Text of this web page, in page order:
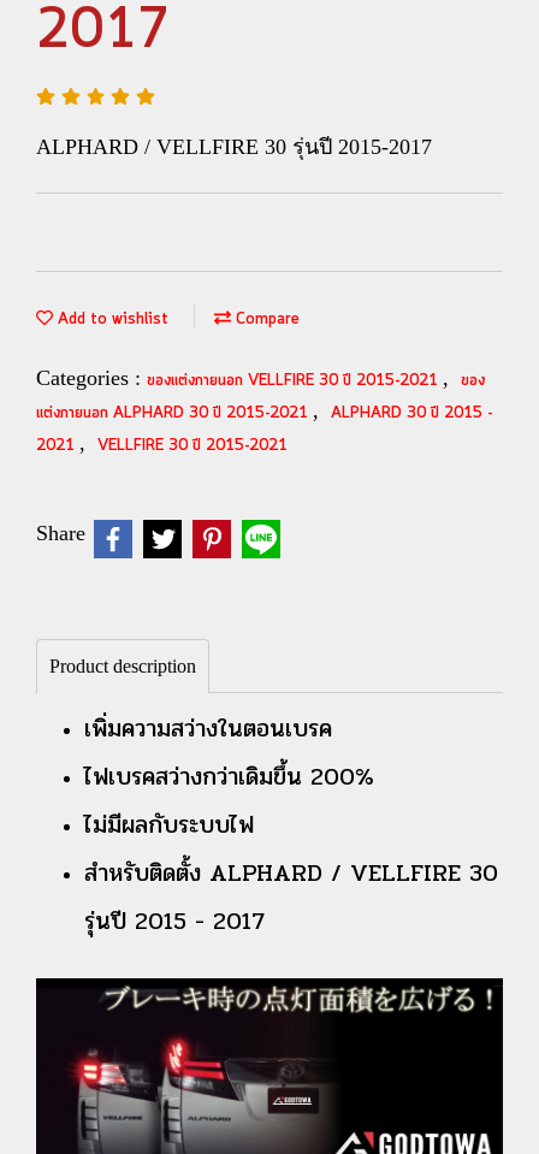
2017
ALPHARD / VELLFIRE 30 รุ่นปี 2015-2017
Add to wishlist Compare
Categories : ของแต่งภายนอก VELLFIRE 30 ปี 2015-2021 , ของ
แต่งภายนอก ALPHARD 30 ปี 2015-2021 , ALPHARD 30 ปี 2015 -
2021 , VELLFIRE 30 ปี 2015-2021
Share
Product description
เพิ่มความสว่างในตอนเบรค
ไฟเบรคสว่างกว่าเดิมขึ้น 200%
ไม่มีผลกับระบบไฟ
สำหรับติดตั้ง ALPHARD / VELLFIRE 30
รุ่นปี 2015 - 2017